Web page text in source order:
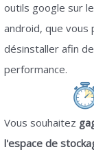
outils google sur
android, que vous
désinstaller afin
performance.
Vous souhaitez
l'espace de